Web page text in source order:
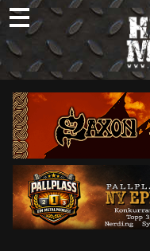
Skip
to
content
Søk